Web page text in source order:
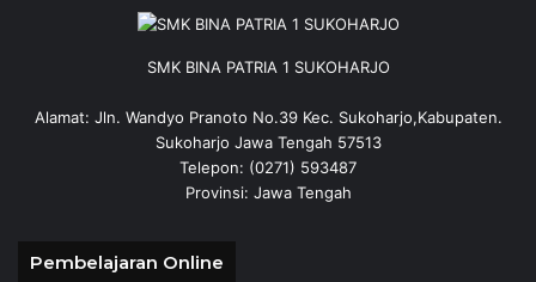
SMK BINA PATRIA 1 SUKOHARJO
Alamat: Jln. Wandyo Pranoto No.39 Kec. Sukoharjo,Kabupaten.
Sukoharjo Jawa Tengah 57513
Telepon: (0271) 593487
Provinsi: Jawa Tengah
Pembelajaran Online